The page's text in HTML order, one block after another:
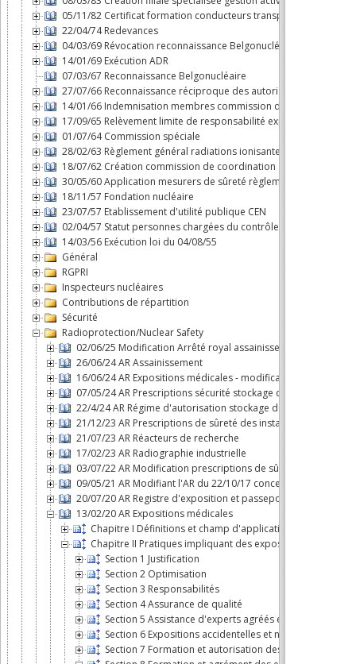
05/11/82 Certificat formation conducteurs transport par route
22/04/74 Redevances
04/03/69 Révocation reconnaissance Belgonucléaire
14/01/69 Exécution ADR
07/03/67 Reconnaissance Belgonucléaire
27/07/66 Reconnaissance réciproque des autorisations dans le
14/01/66 Indemnisation membres commission d'agréation des
17/09/65 Relèvement limite de responsabilité exploitant
01/07/64 Commission spéciale
28/02/63 Règlement général radiations ionisantes
18/07/62 Création commission de coordination
30/05/60 Application mesurers de sûreté règlement n°3 du
18/11/57 Fondation nucléaire
23/07/57 Etablissement d'utilité publique CEN
02/04/57 Statut personnes chargées du contrôle en exécution
14/03/56 Exécution loi du 04/08/55
Général
RGPRI
Inspecteurs nucléaires
Contributions de répartition
Sécurité
Radioprotection/Nuclear Safety
02/06/25 Modification Arrêté royal assainissement
26/06/24 AR Assainissement
16/06/24 AR Expositions médicales - modification
07/05/24 AR Prescriptions sécurité stockage déchets
22/4/24 AR Régime d'autorisation stockage de déchets
21/12/23 AR Prescriptions de sûreté des installations
21/07/23 AR Réacteurs de recherche
17/02/23 AR Radiographie industrielle
03/07/22 AR Modification prescriptions de sûreté des
09/05/21 AR Modifiant l'AR du 22/10/17 concernant le
20/07/20 AR Registre d'exposition et passeport radiologique
13/02/20 AR Expositions médicales
Chapitre I Définitions et champ d'application
Chapitre II Pratiques impliquant des expositions medicales
Section 1 Justification
Section 2 Optimisation
Section 3 Responsabilités
Section 4 Assurance de qualité
Section 5 Assistance d'experts agréés en
Section 6 Expositions accidentelles et non
Section 7 Formation et autorisation des praticiens et